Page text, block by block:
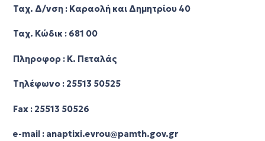
Ταχ. Δ/νση : Καραολή και Δημητρίου 40
Ταχ. Κώδικ : 681 00
Πληροφορ : Κ. Πεταλάς
Τηλέφωνο : 25513 50525
Fax : 25513 50526
e-mail : anaptixi.evrou@pamth.gov.gr